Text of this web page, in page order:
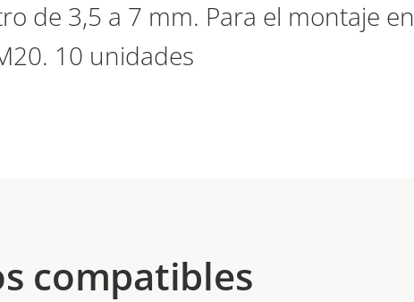
de 3,5 a 7 mm. Para el montaje en
10 unidades
compatibles